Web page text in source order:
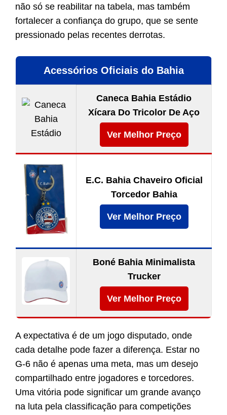
não só se reabilitar na tabela, mas também
fortalecer a confiança do grupo, que se sente
pressionado pelas recentes derrotas.
Acessórios Oficiais do Bahia
Caneca Bahia Estádio
Xícara Do Tricolor De Aço
Ver Melhor Preço
E.C. Bahia Chaveiro Oficial
Torcedor Bahia
Ver Melhor Preço
Boné Bahia Minimalista
Trucker
Ver Melhor Preço
A expectativa é de um jogo disputado, onde
cada detalhe pode fazer a diferença. Estar no
G-6 não é apenas uma meta, mas um desejo
compartilhado entre jogadores e torcedores.
Uma vitória pode significar um grande avanço
na luta pela classificação para competições